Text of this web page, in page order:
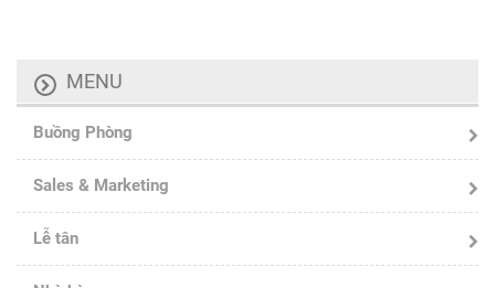
MENU
Buồng Phòng
Sales & Marketing
Lễ tân